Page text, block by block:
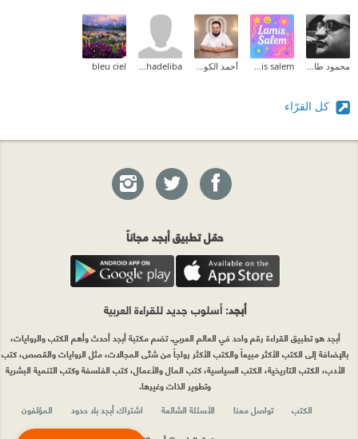
bleu ciel
كل القرّاء
حمّل تطبيق أبجد مجاناً
أبجد: أسلوب جديد للقراءة العربية
أبجد هو تطبيق القراءة رقم واحد في العالم العربي. تضم مكتبة أبجد أحدث وأهم الكتب والروايات،
بالإضافة إلى الكتب الأكثر مبيعاً والكتب الأكثر رواجاً من شتّى المجالات، مثل الروايات والقصص، كتب
الأدب، الكتب التاريخية، الكتب السياسية، كتب المال والأعمال، كتب الفلسفة وكتب التنمية البشرية
وتطوير الذات وغيرها.
الكتب
تواصل معنا الأسئلة الشائعة اشتراك أبجد بلا حدود
المؤلفون